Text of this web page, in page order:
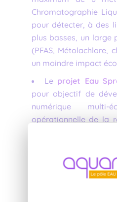
Chromatographie
pour détecter, à des
plus basses, un large
(PFAS, Métolachlore,
un moindre impact
Le projet Eau
pour objectif de
numérique
opérationnelle de la
plateforme web
client final, de
ressource en eau en
météorologiques,
et de l’évolution des